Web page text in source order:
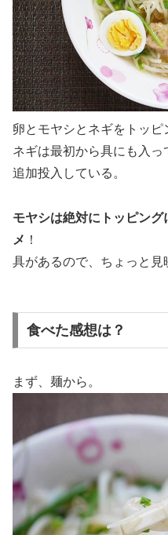
卵とモヤシとネギをトッピ
ネギは最初から具にも入っ
追加投入している。
モヤシは絶対にトッピン
メ ！
具があるので、ちょっと見
食べた感想は？
まず、麺から。